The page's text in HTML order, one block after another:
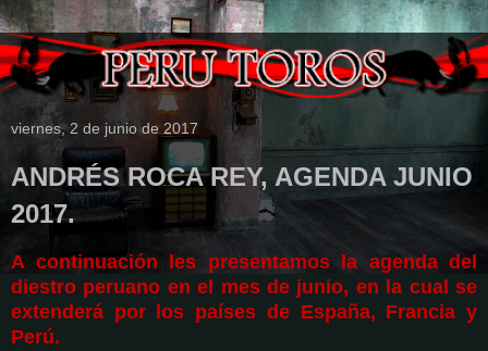
viernes, 2 de junio de 2017
ANDRÉS ROCA REY, AGENDA JUNIO
2017.
A continuación les presentamos la agenda del
diestro peruano en el mes de junio, en la cual se
extenderá por los países de España, Francia y
Perú.